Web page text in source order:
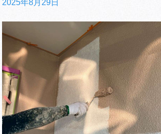
2025年8月29日